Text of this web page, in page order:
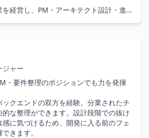
経営し、PM・アーキテクト設計・進
減といった改善業務にも取り組んでき
より、課題を整理し “何が最善か” をチ
意です。未経験エンジニアの育成やチ
り、教育・マネジメント・技術支援の
です。最近はAIを活用した開発プロセ
にも注力しています。
ジャー
・要件整理のポジションでも力を発揮
クエンドの双方を経験。分業されたチ
な整理ができます。設計段階での抜け
に気づけるため、開発に入る前のフェ
きます。